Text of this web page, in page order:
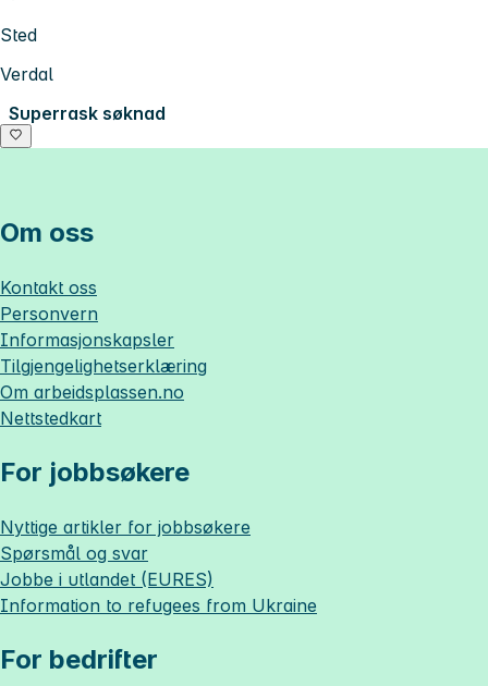
Sted
Verdal
Superrask søknad
Om oss
Kontakt oss
Personvern
Informasjonskapsler
Tilgjengelighetserklæring
Om arbeidsplassen.no
Nettstedkart
For jobbsøkere
Nyttige artikler for jobbsøkere
Spørsmål og svar
Jobbe i utlandet (EURES)
Information to refugees from Ukraine
For bedrifter